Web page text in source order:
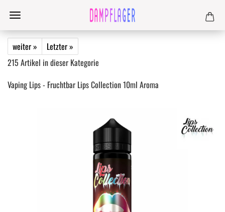
weiter »
Letzter »
215 Artikel in dieser Kategorie
Vaping Lips - Fruchtbar Lips Collection 10ml Aroma